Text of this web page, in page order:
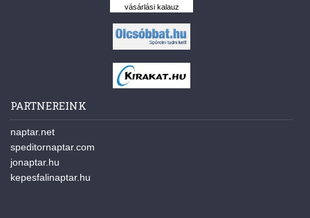
vásárlási kalauz
PARTNEREINK
naptar.net
speditornaptar.com
jonaptar.hu
kepesfalinaptar.hu